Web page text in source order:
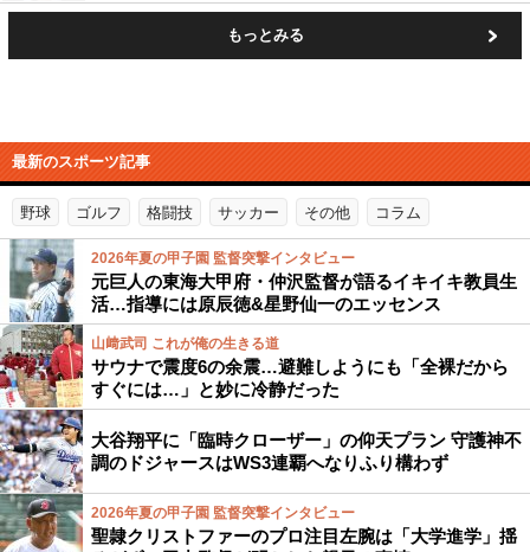
もっとみる
最新のスポーツ記事
野球 ゴルフ 格闘技 サッカー その他 コラム
2026年夏の甲子園 監督突撃インタビュー
元巨人の東海大甲府・仲沢監督が語るイキイキ教員生
活…指導には原辰徳&星野仙一のエッセンス
山﨑武司 これが俺の生きる道
サウナで震度6の余震…避難しようにも「全裸だから
すぐには…」と妙に冷静だった
大谷翔平に「臨時クローザー」の仰天プラン 守護神不
調のドジャースはWS3連覇へなりふり構わず
2026年夏の甲子園 監督突撃インタビュー
聖隷クリストファーのプロ注目左腕は「大学進学」揺